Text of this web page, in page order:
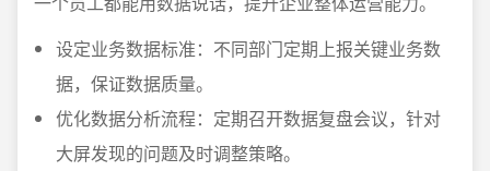
设定业务数据标准：不同部门定期上报关键业务数
据，保证数据质量。
优化数据分析流程：定期召开数据复盘会议，针对
大屏发现的问题及时调整策略。